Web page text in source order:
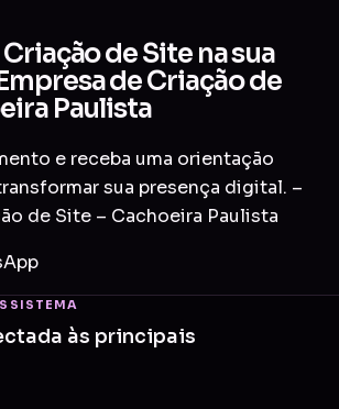
de Site na sua
de Criação de
Paulista
e receba uma orientação
sua presença digital. –
de Site – Cachoeira Paulista
às principais